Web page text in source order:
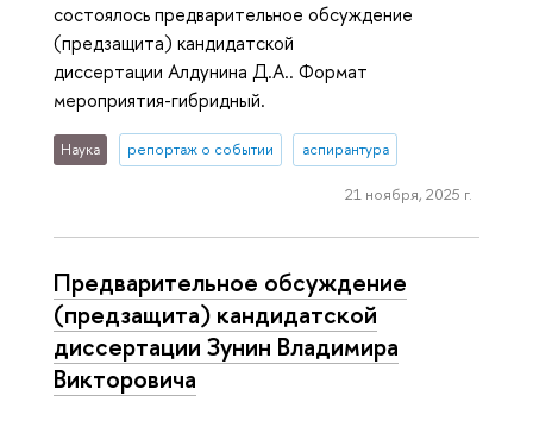
состоялось предварительное обсуждение
(предзащита) кандидатской
диссертации Алдунина Д.А.. Формат
мероприятия-гибридный.
Наука репортаж о событии аспирантура
21 ноября, 2025 г.
Предварительное обсуждение
(предзащита) кандидатской
диссертации Зунин Владимира
Викторовича